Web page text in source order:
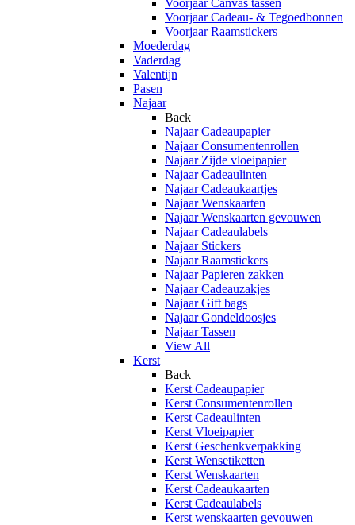
Voorjaar Canvas tassen
Voorjaar Cadeau- & Tegoedbonnen
Voorjaar Raamstickers
Moederdag
Vaderdag
Valentijn
Pasen
Najaar
Back
Najaar Cadeaupapier
Najaar Consumentenrollen
Najaar Zijde vloeipapier
Najaar Cadeaulinten
Najaar Cadeaukaartjes
Najaar Wenskaarten
Najaar Wenskaarten gevouwen
Najaar Cadeaulabels
Najaar Stickers
Najaar Raamstickers
Najaar Papieren zakken
Najaar Cadeauzakjes
Najaar Gift bags
Najaar Gondeldoosjes
Najaar Tassen
View All
Kerst
Back
Kerst Cadeaupapier
Kerst Consumentenrollen
Kerst Cadeaulinten
Kerst Vloeipapier
Kerst Geschenkverpakking
Kerst Wensetiketten
Kerst Wenskaarten
Kerst Cadeaukaarten
Kerst Cadeaulabels
Kerst wenskaarten gevouwen